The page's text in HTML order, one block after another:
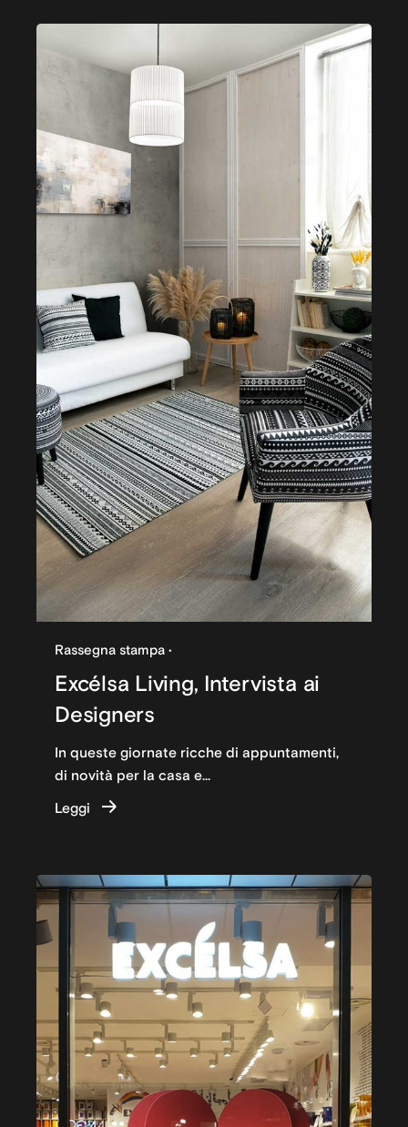
Rassegna stampa
Excélsa Living, Intervista ai
Designers
In queste giornate ricche di appuntamenti,
di novità per la casa e...
Leggi